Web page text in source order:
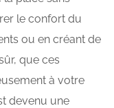
le confort du
ou en créant de
que ces
à votre
devenu une